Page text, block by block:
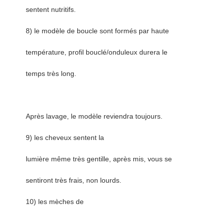
sentent nutritifs.
8) le modèle de boucle sont formés par haute
température, profil bouclé/onduleux durera le
temps très long.
Après lavage, le modèle reviendra toujours.
9) les cheveux sentent la
lumière même très gentille, après mis, vous se
sentiront très frais, non lourds.
10) les mèches de